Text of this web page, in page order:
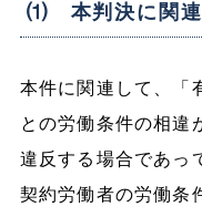
⑴ 本判決に関連
本件に関連して、「
との労働条件の相違
違反する場合であっ
契約労働者の労働条